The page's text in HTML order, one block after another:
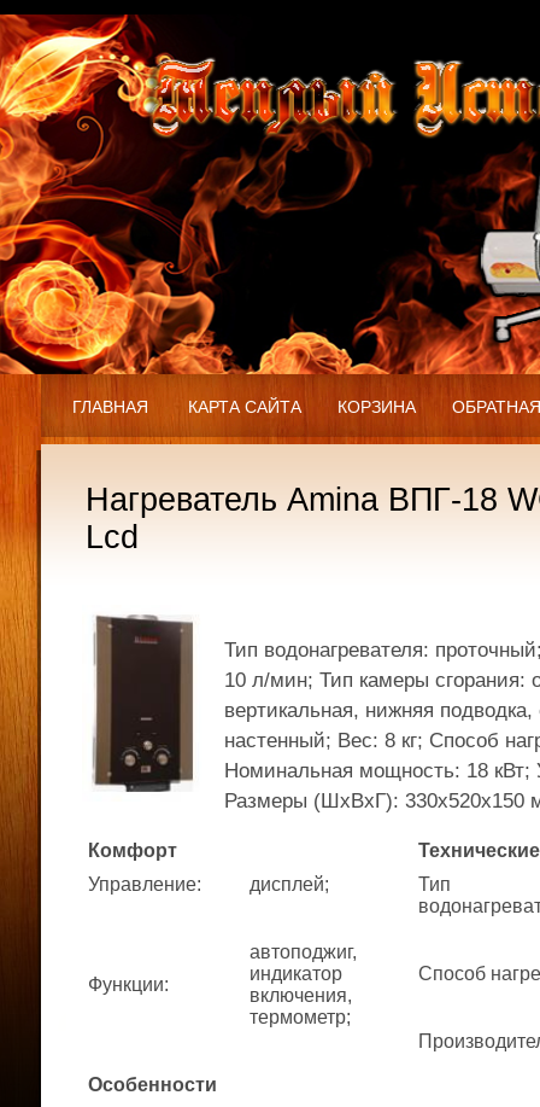
ГЛАВНАЯ КАРТА САЙТА КОРЗИНА
Нагреватель Amina ВПГ-18
Lcd
Тип водонагревателя:
10 л/мин; Тип камеры сгорания:
вертикальная, нижняя
настенный; Вес: 8 кг; Способ
Номинальная мощность: 18 кВт;
Размеры (ШхВхГ): 330x520x150
Комфорт
Управление: дисплей;
Функции:
автоподжиг,
индикатор
включения,
термометр;
Особенности
Тип
Способ